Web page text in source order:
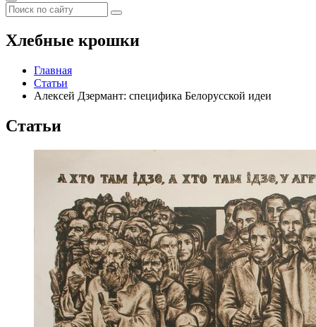
Хлебные крошки
Главная
Статьи
Алексей Дзермант: специфика Белорусской идеи
Статьи